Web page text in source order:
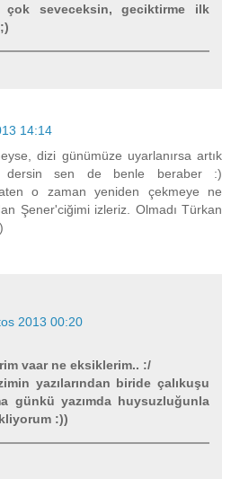
çok seveceksin, geciktirme ilk
14:14
dizi günümüze uyarlanırsa artık
dersin sen de benle beraber :)
o zaman yeniden çekmeye ne
Şener'ciğimi izleriz. Olmadı Türkan
2013 00:20
vaar ne eksiklerim.. :/
yazılarından biride çalıkuşu
günkü yazımda huysuzluğunla
:))